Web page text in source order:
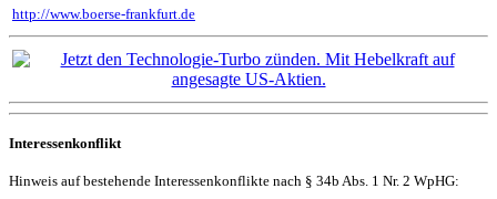
http://www.boerse-frankfurt.de
Interessenkonflikt
Hinweis auf bestehende Interessenkonflikte nach § 34b Abs. 1 Nr. 2 WpHG: